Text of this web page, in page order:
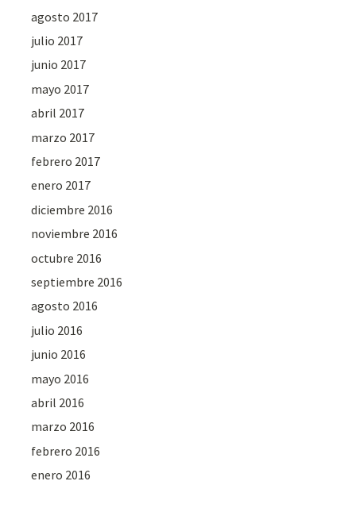
agosto 2017
julio 2017
junio 2017
mayo 2017
abril 2017
marzo 2017
febrero 2017
enero 2017
diciembre 2016
noviembre 2016
octubre 2016
septiembre 2016
agosto 2016
julio 2016
junio 2016
mayo 2016
abril 2016
marzo 2016
febrero 2016
enero 2016